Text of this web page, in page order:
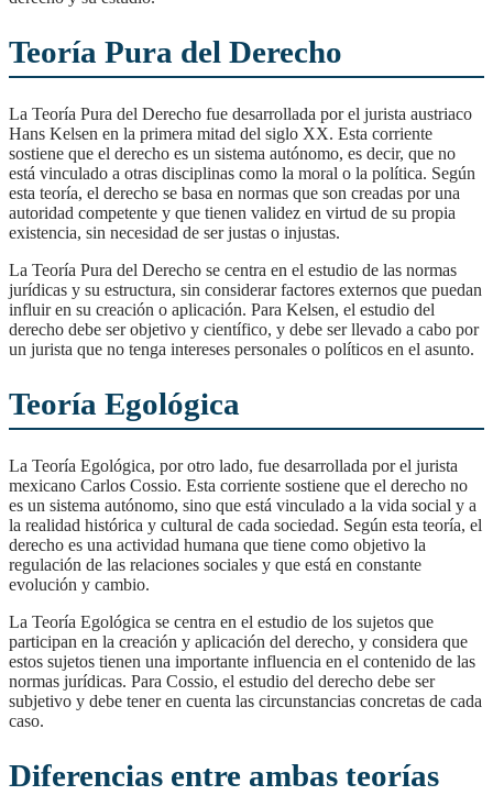
Teoría Pura del Derecho
La Teoría Pura del Derecho fue desarrollada por el jurista austriaco
Hans Kelsen en la primera mitad del siglo XX. Esta corriente
sostiene que el derecho es un sistema autónomo, es decir, que no
está vinculado a otras disciplinas como la moral o la política. Según
esta teoría, el derecho se basa en normas que son creadas por una
autoridad competente y que tienen validez en virtud de su propia
existencia, sin necesidad de ser justas o injustas.
La Teoría Pura del Derecho se centra en el estudio de las normas
jurídicas y su estructura, sin considerar factores externos que puedan
influir en su creación o aplicación. Para Kelsen, el estudio del
derecho debe ser objetivo y científico, y debe ser llevado a cabo por
un jurista que no tenga intereses personales o políticos en el asunto.
Teoría Egológica
La Teoría Egológica, por otro lado, fue desarrollada por el jurista
mexicano Carlos Cossio. Esta corriente sostiene que el derecho no
es un sistema autónomo, sino que está vinculado a la vida social y a
la realidad histórica y cultural de cada sociedad. Según esta teoría, el
derecho es una actividad humana que tiene como objetivo la
regulación de las relaciones sociales y que está en constante
evolución y cambio.
La Teoría Egológica se centra en el estudio de los sujetos que
participan en la creación y aplicación del derecho, y considera que
estos sujetos tienen una importante influencia en el contenido de las
normas jurídicas. Para Cossio, el estudio del derecho debe ser
subjetivo y debe tener en cuenta las circunstancias concretas de cada
caso.
Diferencias entre ambas teorías